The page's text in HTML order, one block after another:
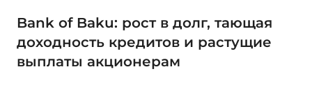
Bank of Baku: рост в долг, тающая
доходность кредитов и растущие
выплаты акционерам